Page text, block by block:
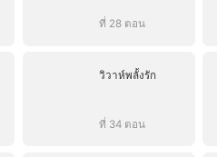
ที่ 28 ตอน
วิวาห์พลั้งรัก
ที่ 34 ตอน